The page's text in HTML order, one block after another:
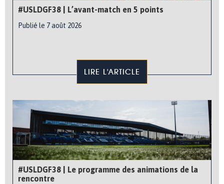
#USLDGF38 | L’avant-match en 5 points
Publié le 7 août 2026
LIRE L'ARTICLE
#USLDGF38 | Le programme des animations de la
rencontre